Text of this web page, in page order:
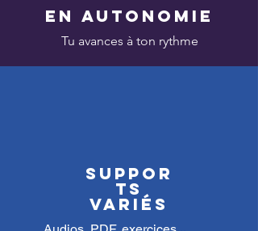
En autonomie
Tu avances à ton rythme
Suppor
ts
variés